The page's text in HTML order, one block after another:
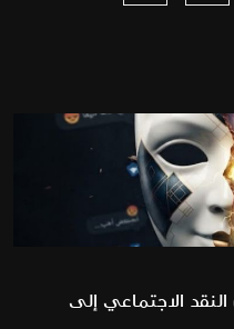
الاجتماعي إلى